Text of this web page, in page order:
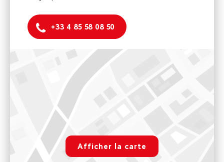
+33 4 85 58 08 50
Paramétrer
258 Semper Vivens, Prom. du Tovière, 73320 Tignes
Notre bureau de Tignes le Lac est ouvert l'hiver tous les jours
de 8h30 à 19h jusqu'au samedi 1 mai 2027 inclus. Et l'été tout
les jours du 15 juin au 4 septembre 2026 de 9h à 18h30
Voir sur Google Maps
Tignes Val Claret
Afficher la carte